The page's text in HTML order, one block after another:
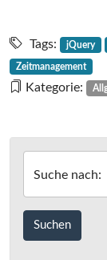
Tags: jQuery
Zeitmanagement
Kategorie:
Suche nach: